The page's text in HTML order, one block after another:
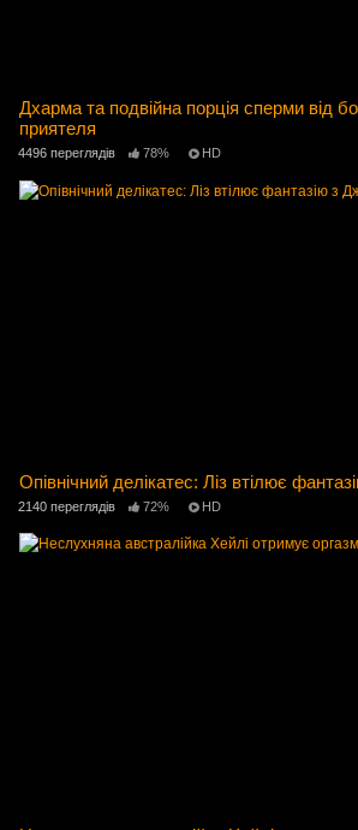
Дхарма та подвійна порція сперми від
приятеля
4496 переглядів 78% HD
Опівнічний делікатес: Ліз втілює
2140 переглядів 72% HD